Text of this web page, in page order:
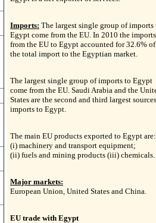
Imports: The largest single group of imports
Egypt come from the EU. In 2010 the imports
from the EU to Egypt accounted for 32.6% of
the total import to the Egyptian market.
The largest single group of imports to Egypt
come from the EU. Saudi Arabia and the
States are the second and third largest
imports to Egypt.
The main EU products exported to Egypt are:
(i) machinery and transport equipment;
(ii) fuels and mining products (iii) chemicals.
Major markets:
European Union, United States and China.
EU trade with Egypt